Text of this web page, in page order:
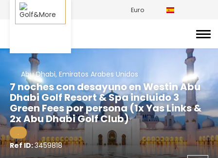
Euro
Abu Dhabi, Emiratos Arabes Unidos
7 noches con desayuno en Westin Abu
Dhabi Golf Resort & Spa incluido 3
Green Fees por persona (1x Yas Links &
2x Abu Dhabi Golf Club)
.
Ref ID:3459818